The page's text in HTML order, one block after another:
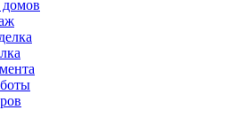
домов